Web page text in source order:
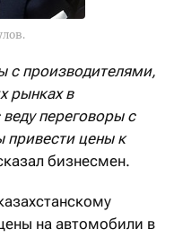
с производителями,
рынках в
переговоры с
привести цены к
бизнесмен.
на автомобили в